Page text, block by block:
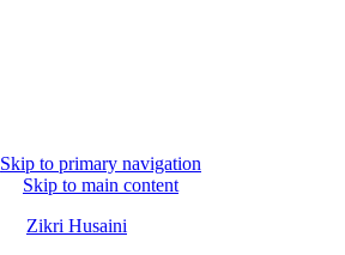
Skip to primary navigation
Skip to main content
Zikri Husaini